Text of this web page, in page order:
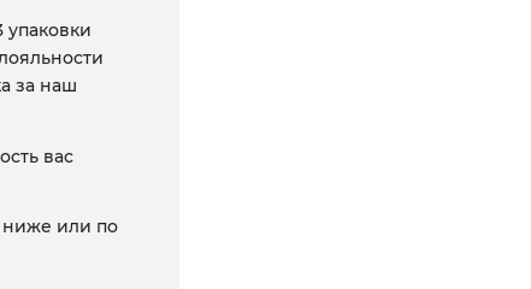
за наш
вас
ниже или по